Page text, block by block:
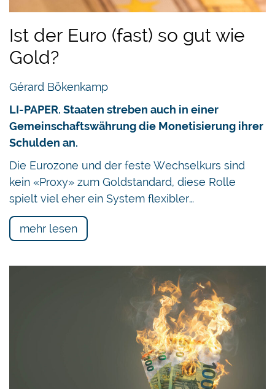
Ist der Euro (fast) so gut wie
Gold?
Gérard Bökenkamp
LI-PAPER. Staaten streben auch in einer
Gemeinschaftswährung die Monetisierung ihrer
Schulden an.
Die Eurozone und der feste Wechselkurs sind
kein «Proxy» zum Goldstandard, diese Rolle
spielt viel eher ein System flexibler…
mehr lesen